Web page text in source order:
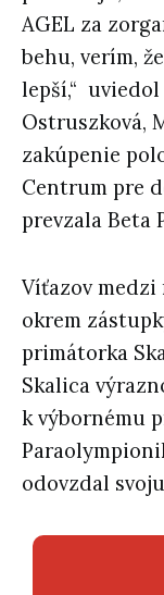
AGEL za
behu, verím,
lepší,“
Ostruszková,
zakúpenie
Centrum pre
prevzala Beta
Víťazov medzi
okrem
primátorka
Skalica
k výbornému
odovzdal